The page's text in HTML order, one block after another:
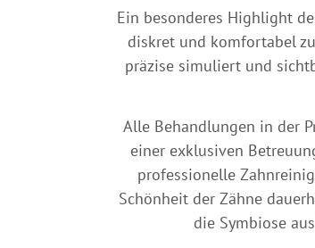
Ein besonderes Highlight
diskret und komfortabel
präzise simuliert und
Alle Behandlungen in der
einer exklusiven
professionelle
Schönheit der Zähne
die Symbiose